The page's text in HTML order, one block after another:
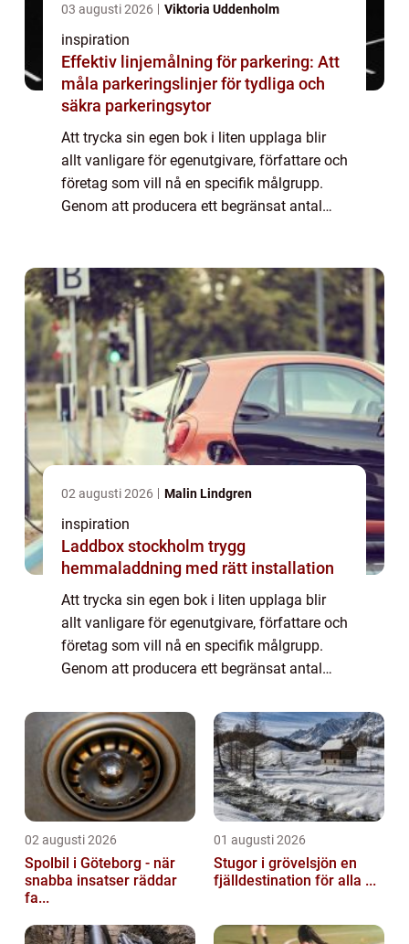
03 augusti 2026 Viktoria Uddenholm
inspiration
Effektiv linjemålning för parkering: Att
måla parkeringslinjer för tydliga och
säkra parkeringsytor
Att trycka sin egen bok i liten upplaga blir
allt vanligare för egenutgivare, författare och
företag som vill nå en specifik målgrupp.
Genom att producera ett begränsat antal
02 augusti 2026 Malin Lindgren
inspiration
Laddbox stockholm trygg
hemmaladdning med rätt installation
Att trycka sin egen bok i liten upplaga blir
allt vanligare för egenutgivare, författare och
företag som vill nå en specifik målgrupp.
Genom att producera ett begränsat antal
b...
02 augusti 2026
Spolbil i Göteborg - när
snabba insatser räddar
fa...
01 augusti 2026
Stugor i grövelsjön en
fjälldestination för alla ...